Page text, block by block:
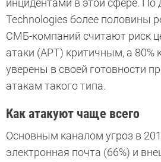
инцидентами в этой сфере.
Technologies более половины
СМБ-компаний считают риск
атаки (АРТ) критичным, а 80%
уверены в своей готовности
атакам такого типа.
Как атакуют чаще всего
Основным каналом угроз в
электронная почта (66%) и